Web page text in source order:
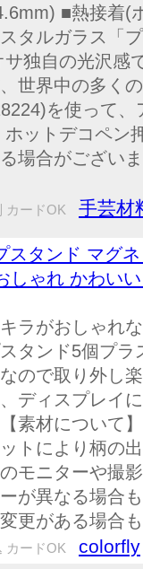
■熱接着(
タルガラス「
独自の光沢感
世界中の多く
を使って
ホットデコペ
場合がござい
カードOK 手芸材
スタンド マグ
しゃれ かわい
ラがおしゃれ
タンド5個プ
ので取り外し
ディスプレイ
素材について
トにより柄の
モニターや撮
が異なる場合
更がある場合
カードOK colorfly